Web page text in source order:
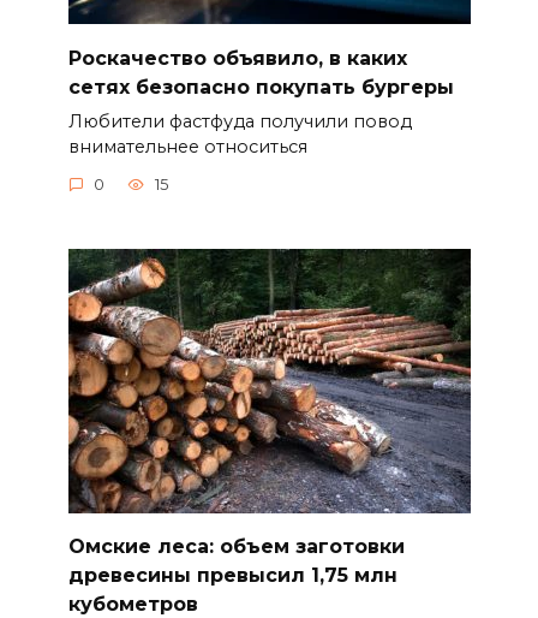
Роскачество объявило, в каких
сетях безопасно покупать бургеры
Любители фастфуда получили повод
внимательнее относиться
0 15
Омские леса: объем заготовки
древесины превысил 1,75 млн
кубометров